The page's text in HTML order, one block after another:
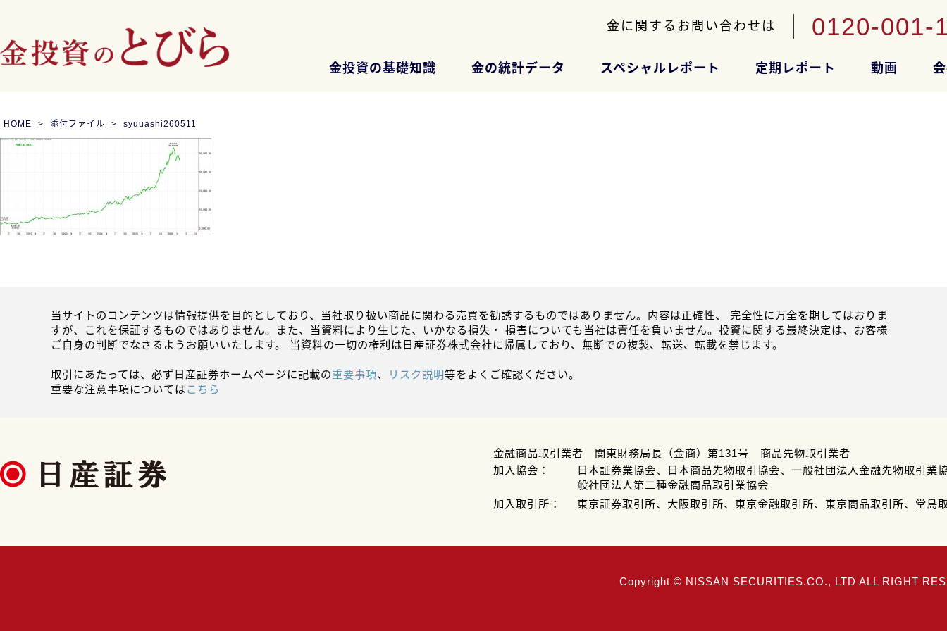
金に関するお問い合わせは 0120-001-
金投資の基礎知識 金の統計データ スペシャルレポート 定期レポート 動画
HOME 添付ファイル syuuashi260511
当サイトのコンテンツは情報提供を目的としており、当社取り扱い商品に関わる売買を勧誘するものではありません。内容は正確性、 完全性に万全を期してはおりま
すが、これを保証するものではありません。また、当資料により生じた、いかなる損失・ 損害についても当社は責任を負いません。投資に関する最終決定は、お客様
ご自身の判断でなさるようお願いいたします。 当資料の一切の権利は日産証券株式会社に帰属しており、無断での複製、転送、転載を禁じます。
取引にあたっては、必ず日産証券ホームページに記載の重要事項、 リスク説明等をよくご確認ください。
重要な注意事項についてはこちら
金融商品取引業者 関東財務局長（金商）第131号 商品先物取引業者
加入協会：
日本証券業協会、日本商品先物取引協会、一般社団法人金融先物取引業
般社団法人第二種金融商品取引業協会
加入取引所：
東京証券取引所、大阪取引所、東京金融取引所、東京商品取引所、堂島
Copyright © NISSAN SECURITIES.CO., LTD ALL RIGHT